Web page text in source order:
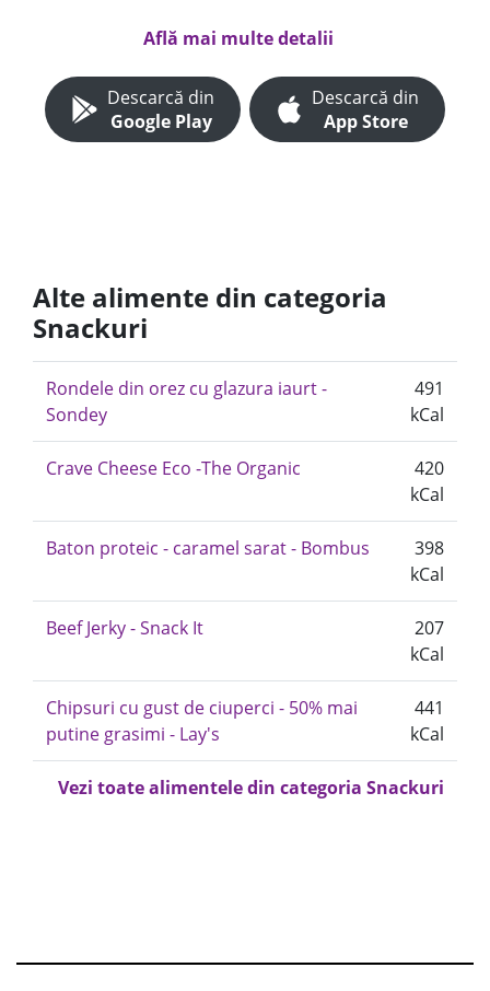
Află mai multe detalii
Descarcă din
Google Play
Descarcă din
App Store
Alte alimente din categoria
Snackuri
Rondele din orez cu glazura iaurt -
Sondey
491
kCal
Crave Cheese Eco -The Organic
420
kCal
Baton proteic - caramel sarat - Bombus
398
kCal
Beef Jerky - Snack It
207
kCal
Chipsuri cu gust de ciuperci - 50% mai
putine grasimi - Lay's
441
kCal
Vezi toate alimentele din categoria Snackuri